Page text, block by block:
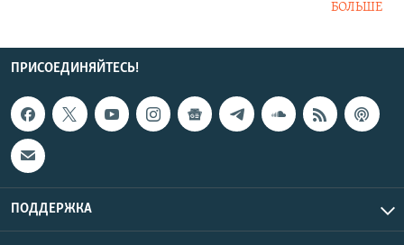
БОЛЬШЕ
ПРИСОЕДИНЯЙТЕСЬ!
ПОДДЕРЖКА